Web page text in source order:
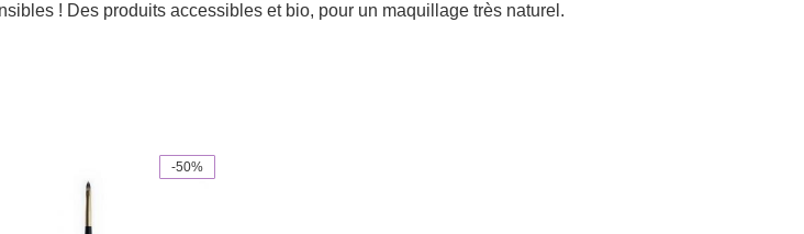
! Des produits accessibles et bio, pour un maquillage très naturel.
-50%